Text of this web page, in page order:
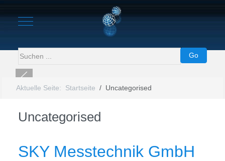
Mobile Menu Toggle
Go
on line60
Aktuelle Seite: Startseite Uncategorised
Uncategorised
SKY Messtechnik GmbH